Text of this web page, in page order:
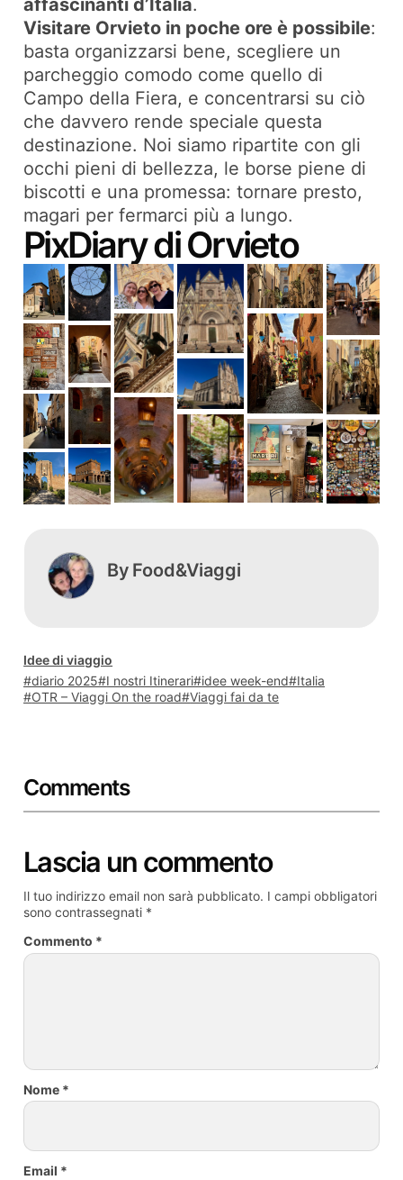
affascinanti d’Italia.
Visitare Orvieto in poche ore è possibile:
basta organizzarsi bene, scegliere un
parcheggio comodo come quello di
Campo della Fiera, e concentrarsi su ciò
che davvero rende speciale questa
destinazione. Noi siamo ripartite con gli
occhi pieni di bellezza, le borse piene di
biscotti e una promessa: tornare presto,
magari per fermarci più a lungo.
PixDiary di Orvieto
By Food&Viaggi
Idee di viaggio
diario 2025 I nostri Itinerari idee week-end Italia
OTR – Viaggi On the road Viaggi fai da te
Comments
Lascia un commento
Il tuo indirizzo email non sarà pubblicato. I campi obbligatori
sono contrassegnati *
Commento *
Nome *
Email *